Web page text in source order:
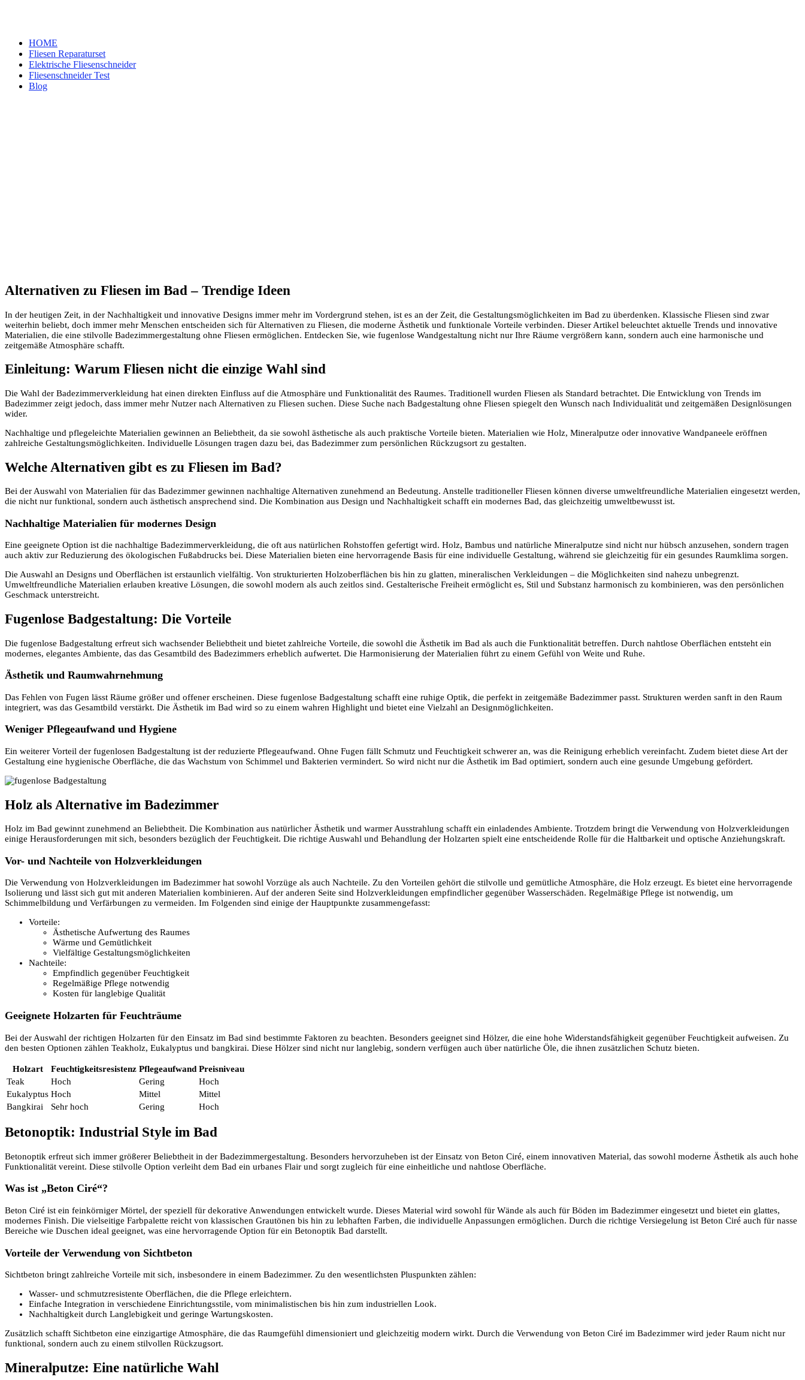
HOME
Fliesen Reparaturset
Elektrische Fliesenschneider
Fliesenschneider Test
Blog
Alternativen zu Fliesen im Bad – Trendige Ideen
In der heutigen Zeit, in der Nachhaltigkeit und innovative Designs immer mehr im Vordergrund stehen, ist es an der Zeit, die Gestaltungsmöglichkeiten im Bad zu überdenken. Klassische Fliesen sind zwar
weiterhin beliebt, doch immer mehr Menschen entscheiden sich für Alternativen zu Fliesen, die moderne Ästhetik und funktionale Vorteile verbinden. Dieser Artikel beleuchtet aktuelle Trends und innovative
Materialien, die eine stilvolle Badezimmergestaltung ohne Fliesen ermöglichen. Entdecken Sie, wie fugenlose Wandgestaltung nicht nur Ihre Räume vergrößern kann, sondern auch eine harmonische und
zeitgemäße Atmosphäre schafft.
Einleitung: Warum Fliesen nicht die einzige Wahl sind
Die Wahl der Badezimmerverkleidung hat einen direkten Einfluss auf die Atmosphäre und Funktionalität des Raumes. Traditionell wurden Fliesen als Standard betrachtet. Die Entwicklung von Trends im
Badezimmer zeigt jedoch, dass immer mehr Nutzer nach Alternativen zu Fliesen suchen. Diese Suche nach Badgestaltung ohne Fliesen spiegelt den Wunsch nach Individualität und zeitgemäßen Designlösungen
wider.
Nachhaltige und pflegeleichte Materialien gewinnen an Beliebtheit, da sie sowohl ästhetische als auch praktische Vorteile bieten. Materialien wie Holz, Mineralputze oder innovative Wandpaneele eröffnen
zahlreiche Gestaltungsmöglichkeiten. Individuelle Lösungen tragen dazu bei, das Badezimmer zum persönlichen Rückzugsort zu gestalten.
Welche Alternativen gibt es zu Fliesen im Bad?
Bei der Auswahl von Materialien für das Badezimmer gewinnen nachhaltige Alternativen zunehmend an Bedeutung. Anstelle traditioneller Fliesen können diverse umweltfreundliche Materialien eingesetzt werden,
die nicht nur funktional, sondern auch ästhetisch ansprechend sind. Die Kombination aus Design und Nachhaltigkeit schafft ein modernes Bad, das gleichzeitig umweltbewusst ist.
Nachhaltige Materialien für modernes Design
Eine geeignete Option ist die nachhaltige Badezimmerverkleidung, die oft aus natürlichen Rohstoffen gefertigt wird. Holz, Bambus und natürliche Mineralputze sind nicht nur hübsch anzusehen, sondern tragen
auch aktiv zur Reduzierung des ökologischen Fußabdrucks bei. Diese Materialien bieten eine hervorragende Basis für eine individuelle Gestaltung, während sie gleichzeitig für ein gesundes Raumklima sorgen.
Die Auswahl an Designs und Oberflächen ist erstaunlich vielfältig. Von strukturierten Holzoberflächen bis hin zu glatten, mineralischen Verkleidungen – die Möglichkeiten sind nahezu unbegrenzt.
Umweltfreundliche Materialien erlauben kreative Lösungen, die sowohl modern als auch zeitlos sind. Gestalterische Freiheit ermöglicht es, Stil und Substanz harmonisch zu kombinieren, was den persönlichen
Geschmack unterstreicht.
Fugenlose Badgestaltung: Die Vorteile
Die fugenlose Badgestaltung erfreut sich wachsender Beliebtheit und bietet zahlreiche Vorteile, die sowohl die Ästhetik im Bad als auch die Funktionalität betreffen. Durch nahtlose Oberflächen entsteht ein
modernes, elegantes Ambiente, das das Gesamtbild des Badezimmers erheblich aufwertet. Die Harmonisierung der Materialien führt zu einem Gefühl von Weite und Ruhe.
Ästhetik und Raumwahrnehmung
Das Fehlen von Fugen lässt Räume größer und offener erscheinen. Diese fugenlose Badgestaltung schafft eine ruhige Optik, die perfekt in zeitgemäße Badezimmer passt. Strukturen werden sanft in den Raum
integriert, was das Gesamtbild verstärkt. Die Ästhetik im Bad wird so zu einem wahren Highlight und bietet eine Vielzahl an Designmöglichkeiten.
Weniger Pflegeaufwand und Hygiene
Ein weiterer Vorteil der fugenlosen Badgestaltung ist der reduzierte Pflegeaufwand. Ohne Fugen fällt Schmutz und Feuchtigkeit schwerer an, was die Reinigung erheblich vereinfacht. Zudem bietet diese Art der
Gestaltung eine hygienische Oberfläche, die das Wachstum von Schimmel und Bakterien vermindert. So wird nicht nur die Ästhetik im Bad optimiert, sondern auch eine gesunde Umgebung gefördert.
Holz als Alternative im Badezimmer
Holz im Bad gewinnt zunehmend an Beliebtheit. Die Kombination aus natürlicher Ästhetik und warmer Ausstrahlung schafft ein einladendes Ambiente. Trotzdem bringt die Verwendung von Holzverkleidungen
einige Herausforderungen mit sich, besonders bezüglich der Feuchtigkeit. Die richtige Auswahl und Behandlung der Holzarten spielt eine entscheidende Rolle für die Haltbarkeit und optische Anziehungskraft.
Vor- und Nachteile von Holzverkleidungen
Die Verwendung von Holzverkleidungen im Badezimmer hat sowohl Vorzüge als auch Nachteile. Zu den Vorteilen gehört die stilvolle und gemütliche Atmosphäre, die Holz erzeugt. Es bietet eine hervorragende
Isolierung und lässt sich gut mit anderen Materialien kombinieren. Auf der anderen Seite sind Holzverkleidungen empfindlicher gegenüber Wasserschäden. Regelmäßige Pflege ist notwendig, um
Schimmelbildung und Verfärbungen zu vermeiden. Im Folgenden sind einige der Hauptpunkte zusammengefasst:
Vorteile:
Ästhetische Aufwertung des Raumes
Wärme und Gemütlichkeit
Vielfältige Gestaltungsmöglichkeiten
Nachteile:
Empfindlich gegenüber Feuchtigkeit
Regelmäßige Pflege notwendig
Kosten für langlebige Qualität
Geeignete Holzarten für Feuchträume
Bei der Auswahl der richtigen Holzarten für den Einsatz im Bad sind bestimmte Faktoren zu beachten. Besonders geeignet sind Hölzer, die eine hohe Widerstandsfähigkeit gegenüber Feuchtigkeit aufweisen. Zu
den besten Optionen zählen Teakholz, Eukalyptus und bangkirai. Diese Hölzer sind nicht nur langlebig, sondern verfügen auch über natürliche Öle, die ihnen zusätzlichen Schutz bieten.
Holzart Feuchtigkeitsresistenz Pflegeaufwand Preisniveau
Teak
Hoch Gering
Hoch
Eukalyptus Hoch Mittel
Mittel
Bangkirai
Sehr hoch Gering Hoch
Betonoptik: Industrial Style im Bad
Betonoptik erfreut sich immer größerer Beliebtheit in der Badezimmergestaltung. Besonders hervorzuheben ist der Einsatz von Beton Ciré, einem innovativen Material, das sowohl moderne Ästhetik als auch hohe
Funktionalität vereint. Diese stilvolle Option verleiht dem Bad ein urbanes Flair und sorgt zugleich für eine einheitliche und nahtlose Oberfläche.
Was ist „Beton Ciré“?
Beton Ciré ist ein feinkörniger Mörtel, der speziell für dekorative Anwendungen entwickelt wurde. Dieses Material wird sowohl für Wände als auch für Böden im Badezimmer eingesetzt und bietet ein glattes,
modernes Finish. Die vielseitige Farbpalette reicht von klassischen Grautönen bis hin zu lebhaften Farben, die individuelle Anpassungen ermöglichen. Durch die richtige Versiegelung ist Beton Ciré auch für nasse
Bereiche wie Duschen ideal geeignet, was eine hervorragende Option für ein Betonoptik Bad darstellt.
Vorteile der Verwendung von Sichtbeton
Sichtbeton bringt zahlreiche Vorteile mit sich, insbesondere in einem Badezimmer. Zu den wesentlichsten Pluspunkten zählen:
Wasser- und schmutzresistente Oberflächen, die die Pflege erleichtern.
Einfache Integration in verschiedene Einrichtungsstile, vom minimalistischen bis hin zum industriellen Look.
Nachhaltigkeit durch Langlebigkeit und geringe Wartungskosten.
Zusätzlich schafft Sichtbeton eine einzigartige Atmosphäre, die das Raumgefühl dimensioniert und gleichzeitig modern wirkt. Durch die Verwendung von Beton Ciré im Badezimmer wird jeder Raum nicht nur
funktional, sondern auch zu einem stilvollen Rückzugsort.
Mineralputze: Eine natürliche Wahl